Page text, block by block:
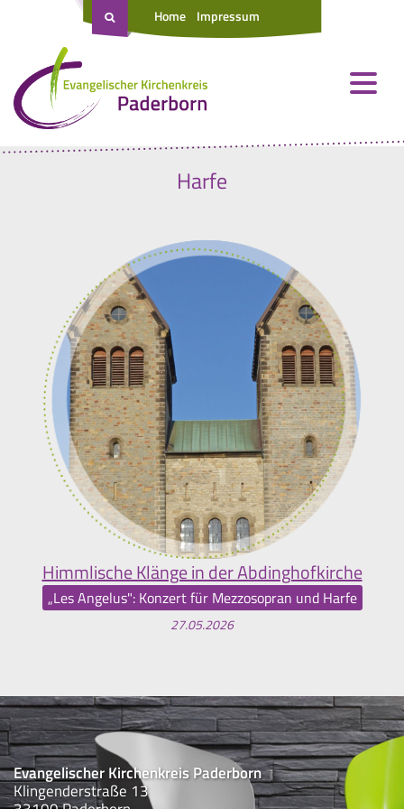
Home Impressum
Harfe
Himmlische Klänge in der Abdinghofkirche
„Les Angelus": Konzert für Mezzosopran und Harfe
27.05.2026
Evangelischer Kirchenkreis Paderborn
Klingenderstraße 13